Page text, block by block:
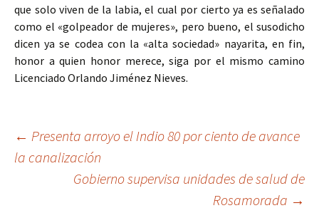
que solo viven de la labia, el cual por cierto ya es señalado
como el «golpeador de mujeres», pero bueno, el susodicho
dicen ya se codea con la «alta sociedad» nayarita, en fin,
honor a quien honor merece, siga por el mismo camino
Licenciado Orlando Jiménez Nieves.
← Presenta arroyo el Indio 80 por ciento de avance
la canalización
Gobierno supervisa unidades de salud de
Rosamorada →